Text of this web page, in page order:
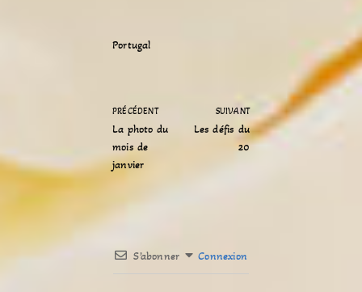
Portugal
PRÉCÉDENT
La photo du
mois de
janvier
SUIVANT
Les défis du
20
S’abonner Connexion